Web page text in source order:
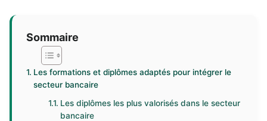
Sommaire
Les formations et diplômes adaptés pour intégrer le
secteur bancaire
Les diplômes les plus valorisés dans le secteur
bancaire